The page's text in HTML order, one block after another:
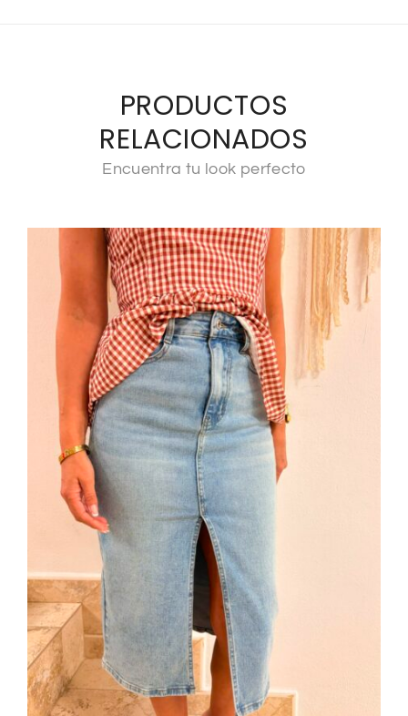
PRODUCTOS
RELACIONADOS
Encuentra tu look perfecto